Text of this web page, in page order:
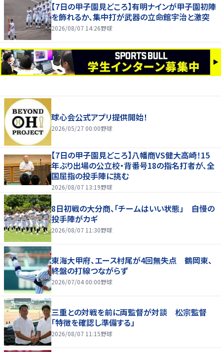
【7日の甲子園見どころ】有明ナインが甲子園初陣
を飾れるか、集中打が武器の立命館宇治と激突
2026/08/07 14:26野球
球心会公式アプリ提供開始！
2026/05/27 00:00野球
【7日の甲子園見どころ】八幡商VS健大高崎！15
年ぶり出場の公立校・背番号18の指名打者が、全
国屈指の投手陣に挑む
2026/08/07 13:19野球
8日初戦の大分商、「チームはいい状態」 自慢の
投手陣がカギ
2026/08/07 11:30野球
東海大甲府、エース村尾が4回無失点 鶴岡東、
終盤の打線つながらず
2026/07/04 00:00野球
三重との対戦を前に両監督が対談 松宗監督
「特徴を確認し準備する」
2026/08/07 11:15野球